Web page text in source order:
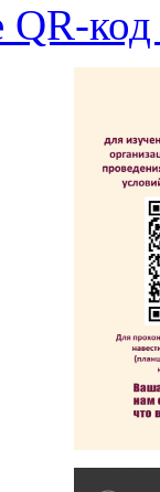
QR-